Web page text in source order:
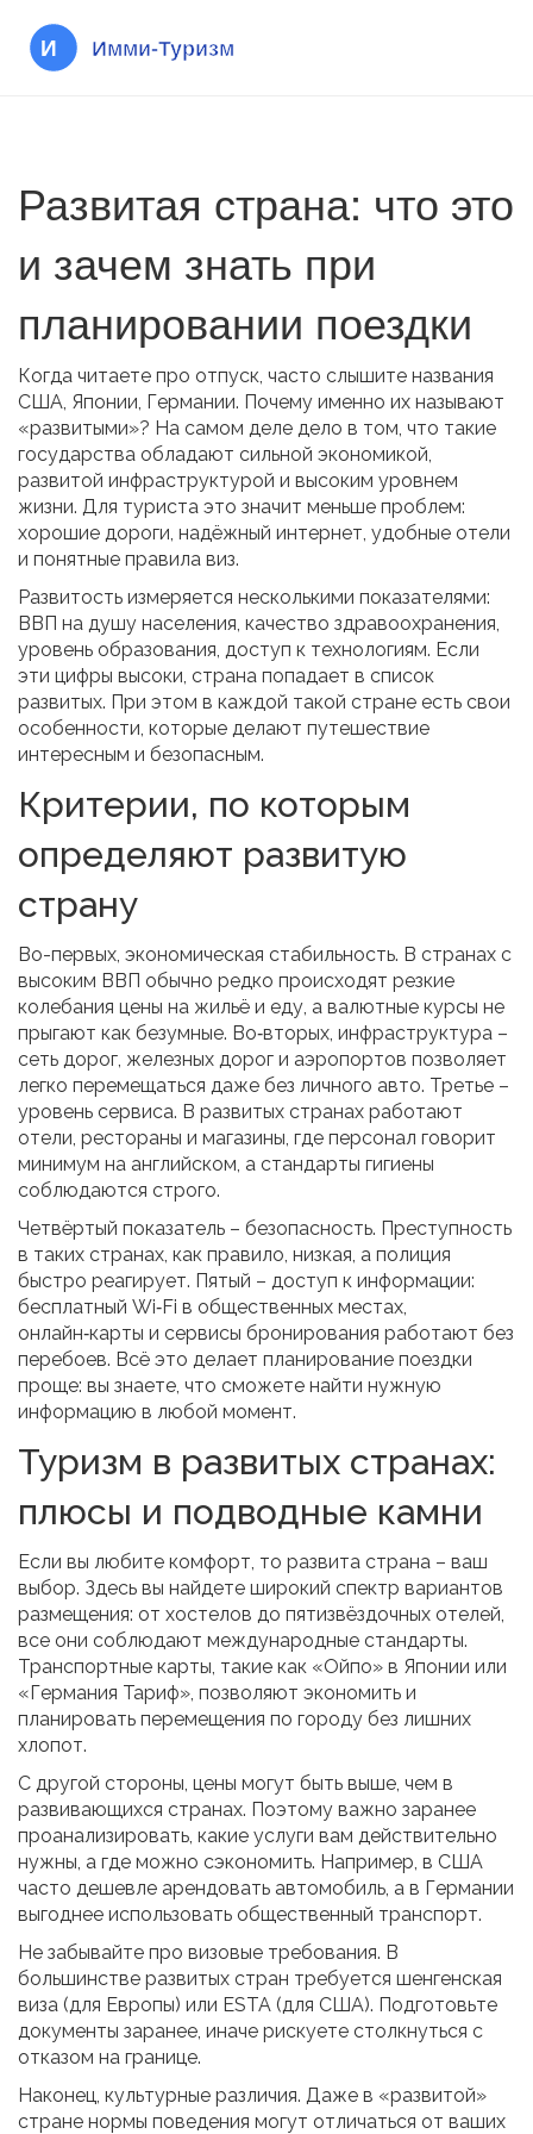
Развитая страна: что это
и зачем знать при
планировании поездки
Когда читаете про отпуск, часто слышите названия
США, Японии, Германии. Почему именно их называют
«развитыми»? На самом деле дело в том, что такие
государства обладают сильной экономикой,
развитой инфраструктурой и высоким уровнем
жизни. Для туриста это значит меньше проблем:
хорошие дороги, надёжный интернет, удобные отели
и понятные правила виз.
Развитость измеряется несколькими показателями:
ВВП на душу населения, качество здравоохранения,
уровень образования, доступ к технологиям. Если
эти цифры высоки, страна попадает в список
развитых. При этом в каждой такой стране есть свои
особенности, которые делают путешествие
интересным и безопасным.
Критерии, по которым
определяют развитую
страну
Во-первых, экономическая стабильность. В странах с
высоким ВВП обычно редко происходят резкие
колебания цены на жильё и еду, а валютные курсы не
прыгают как безумные. Во‑вторых, инфраструктура –
сеть дорог, железных дорог и аэропортов позволяет
легко перемещаться даже без личного авто. Третье –
уровень сервиса. В развитых странах работают
отели, рестораны и магазины, где персонал говорит
минимум на английском, а стандарты гигиены
соблюдаются строго.
Четвёртый показатель – безопасность. Преступность
в таких странах, как правило, низкая, а полиция
быстро реагирует. Пятый – доступ к информации:
бесплатный Wi‑Fi в общественных местах,
онлайн‑карты и сервисы бронирования работают без
перебоев. Всё это делает планирование поездки
проще: вы знаете, что сможете найти нужную
информацию в любой момент.
Туризм в развитых странах:
плюсы и подводные камни
Если вы любите комфорт, то развита страна – ваш
выбор. Здесь вы найдете широкий спектр вариантов
размещения: от хостелов до пятизвёздочных отелей,
все они соблюдают международные стандарты.
Транспортные карты, такие как «Ойпо» в Японии или
«Германия Тариф», позволяют экономить и
планировать перемещения по городу без лишних
хлопот.
С другой стороны, цены могут быть выше, чем в
развивающихся странах. Поэтому важно заранее
проанализировать, какие услуги вам действительно
нужны, а где можно сэкономить. Например, в США
часто дешевле арендовать автомобиль, а в Германии
выгоднее использовать общественный транспорт.
Не забывайте про визовые требования. В
большинстве развитых стран требуется шенгенская
виза (для Европы) или ESTA (для США). Подготовьте
документы заранее, иначе рискуете столкнуться с
отказом на границе.
Наконец, культурные различия. Даже в «развитой»
стране нормы поведения могут отличаться от ваших